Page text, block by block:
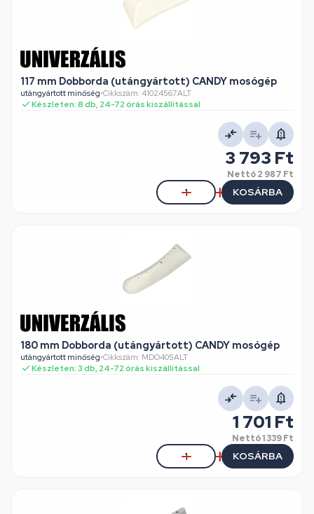
117 mm Dobborda (utángyártott) CANDY mosógép
utángyártott minőség•Cikkszám: 41024567ALT
Készleten: 8 db, 24-72 órás kiszállítással
3 793 Ft
Nettó2 987 Ft
KOSÁRBA
180 mm Dobborda (utángyártott) CANDY mosógép
utángyártott minőség•Cikkszám: MDO405ALT
Készleten: 3 db, 24-72 órás kiszállítással
1 701 Ft
Nettó1 339 Ft
KOSÁRBA